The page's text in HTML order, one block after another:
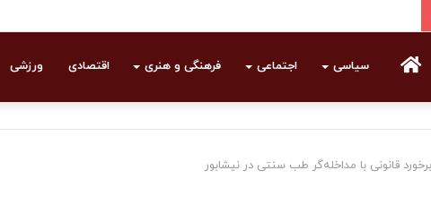
سیاسی اجتماعی فرهنگی و هنری اقتصادی ورزشی
قانونی با مداخله‌گر طب سنتی در نیشابور